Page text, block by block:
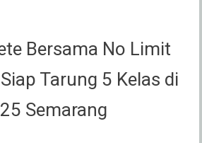
Bersama No Limit
Tarung 5 Kelas di
Semarang